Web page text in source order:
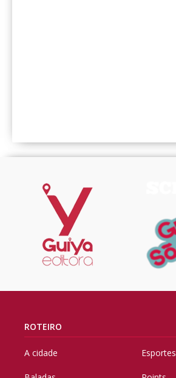
ROTEIRO
A cidade Esportes